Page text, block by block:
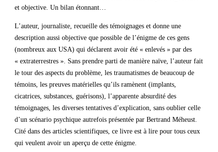
et objective. Un bilan étonnant…
L’auteur, journaliste, recueille des témoignages et donne une
description aussi objective que possible de l’énigme de ces gens
(nombreux aux USA) qui déclarent avoir été « enlevés » par des
« extraterrestres ». Sans prendre parti de manière naïve, l’auteur fait
le tour des aspects du problème, les traumatismes de beaucoup de
témoins, les preuves matérielles qu’ils ramènent (implants,
cicatrices, substances, guérisons), l’apparente absurdité des
témoignages, les diverses tentatives d’explication, sans oublier celle
d’un scénario psychique autrefois présentée par Bertrand Méheust.
Cité dans des articles scientifiques, ce livre est à lire pour tous ceux
qui veulent avoir un aperçu de cette énigme.